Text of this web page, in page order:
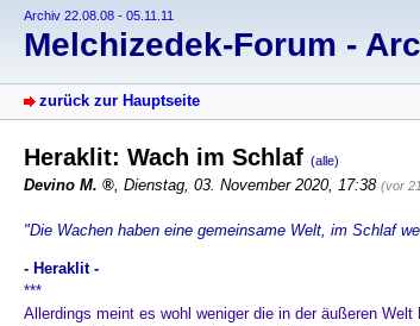
Archiv 22.08.08 - 05.11.11
Melchizedek-Forum -
zurück zur Hauptseite
Heraklit: Wach im Schlaf (alle)
Devino M. , Dienstag, 03. November 2020, 17:38 (vor
"Die Wachen haben eine gemeinsame Welt, im Schlaf
- Heraklit -
***
Allerdings meint es wohl weniger die in der äußeren